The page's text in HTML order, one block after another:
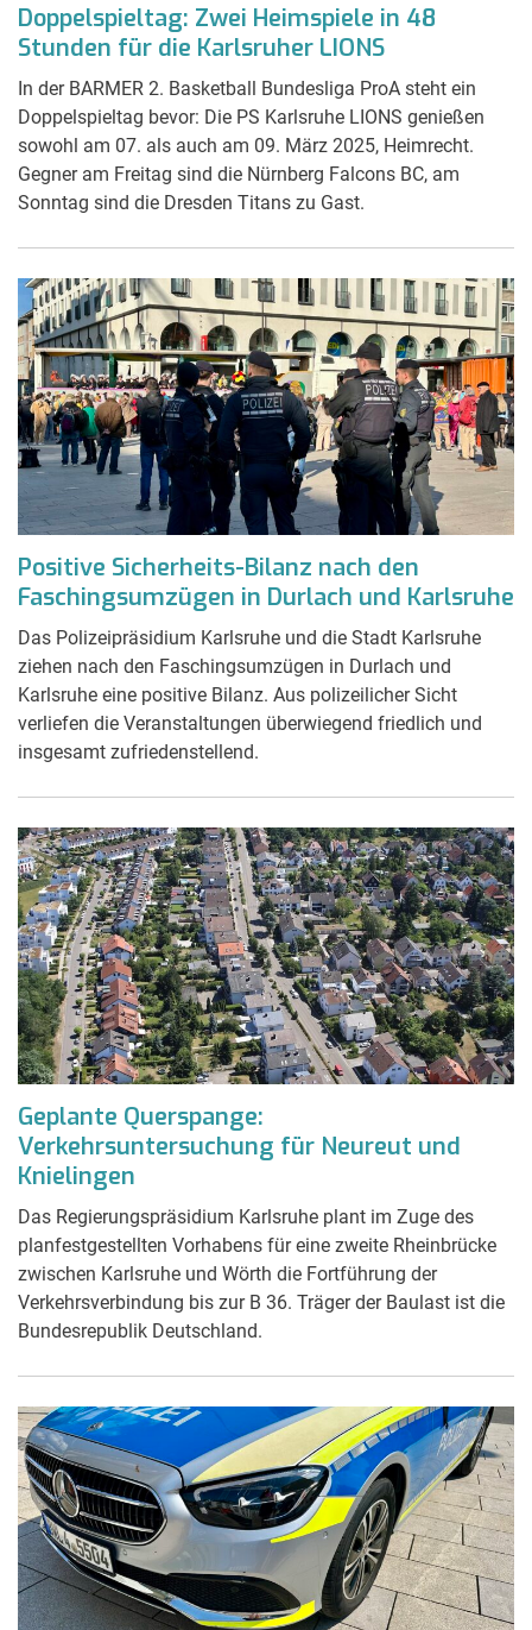
Doppelspieltag: Zwei Heimspiele in 48
Stunden für die Karlsruher LIONS
In der BARMER 2. Basketball Bundesliga ProA steht ein
Doppelspieltag bevor: Die PS Karlsruhe LIONS genießen
sowohl am 07. als auch am 09. März 2025, Heimrecht.
Gegner am Freitag sind die Nürnberg Falcons BC, am
Sonntag sind die Dresden Titans zu Gast.
Positive Sicherheits-Bilanz nach den
Faschingsumzügen in Durlach und Karlsruhe
Das Polizeipräsidium Karlsruhe und die Stadt Karlsruhe
ziehen nach den Faschingsumzügen in Durlach und
Karlsruhe eine positive Bilanz. Aus polizeilicher Sicht
verliefen die Veranstaltungen überwiegend friedlich und
insgesamt zufriedenstellend.
Geplante Querspange:
Verkehrsuntersuchung für Neureut und
Knielingen
Das Regierungspräsidium Karlsruhe plant im Zuge des
planfestgestellten Vorhabens für eine zweite Rheinbrücke
zwischen Karlsruhe und Wörth die Fortführung der
Verkehrsverbindung bis zur B 36. Träger der Baulast ist die
Bundesrepublik Deutschland.